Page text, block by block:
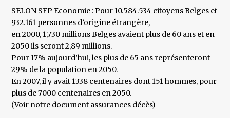
SELON SFP Economie : Pour 10.584.534 citoyens Belges et
932.161 personnes d’origine étrangère,
en 2000, 1,730 millions Belges avaient plus de 60 ans et en
2050 ils seront 2,89 millions.
Pour 17% aujourd’hui, les plus de 65 ans représenteront
29% de la population en 2050.
En 2007, il y avait 1338 centenaires dont 151 hommes, pour
plus de 7000 centenaires en 2050.
(Voir notre document assurances décès)